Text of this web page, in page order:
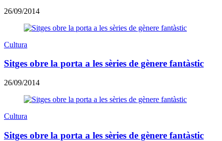
26/09/2014
Cultura
Sitges obre la porta a les sèries de gènere fantàstic
26/09/2014
Cultura
Sitges obre la porta a les sèries de gènere fantàstic